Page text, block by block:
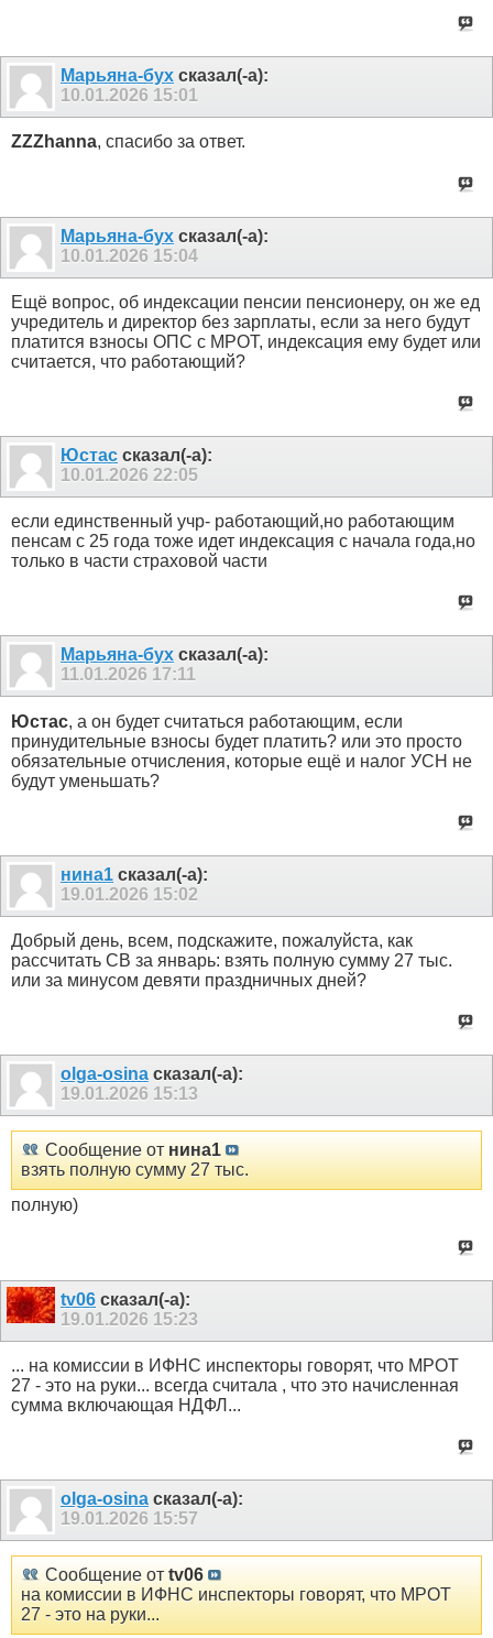
Марьяна-бух сказал(-а):
10.01.2026 15:01
ZZZhanna, спасибо за ответ.
Марьяна-бух сказал(-а):
10.01.2026 15:04
Ещё вопрос, об индексации пенсии пенсионеру, он же ед
учредитель и директор без зарплаты, если за него будут
платится взносы ОПС с МРОТ, индексация ему будет или
считается, что работающий?
Юстас сказал(-а):
10.01.2026 22:05
если единственный учр- работающий,но работающим
пенсам с 25 года тоже идет индексация с начала года,но
только в части страховой части
Марьяна-бух сказал(-а):
11.01.2026 17:11
Юстас, а он будет считаться работающим, если
принудительные взносы будет платить? или это просто
обязательные отчисления, которые ещё и налог УСН не
будут уменьшать?
нина1 сказал(-а):
19.01.2026 15:02
Добрый день, всем, подскажите, пожалуйста, как
рассчитать СВ за январь: взять полную сумму 27 тыс.
или за минусом девяти праздничных дней?
olga-osina сказал(-а):
19.01.2026 15:13
Сообщение от нина1
взять полную сумму 27 тыс.
полную)
tv06 сказал(-а):
19.01.2026 15:23
... на комиссии в ИФНС инспекторы говорят, что МРОТ
27 - это на руки... всегда считала , что это начисленная
сумма включающая НДФЛ...
olga-osina сказал(-а):
19.01.2026 15:57
Сообщение от tv06
на комиссии в ИФНС инспекторы говорят, что МРОТ
27 - это на руки...